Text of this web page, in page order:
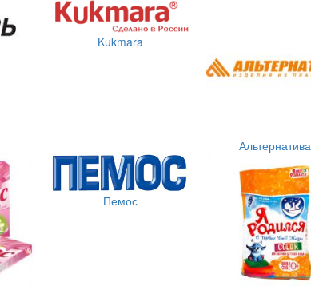
Kukmara
Альтернатива
Пемос